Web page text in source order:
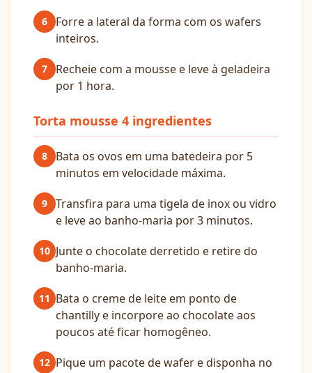
6
Forre a lateral da forma com os wafers
inteiros.
7
Recheie com a mousse e leve à geladeira
por 1 hora.
Torta mousse 4 ingredientes
8
Bata os ovos em uma batedeira por 5
minutos em velocidade máxima.
9
Transfira para uma tigela de inox ou vidro
e leve ao banho-maria por 3 minutos.
10 Junte o chocolate derretido e retire do
banho-maria.
11 Bata o creme de leite em ponto de
chantilly e incorpore ao chocolate aos
poucos até ficar homogêneo.
12 Pique um pacote de wafer e disponha no